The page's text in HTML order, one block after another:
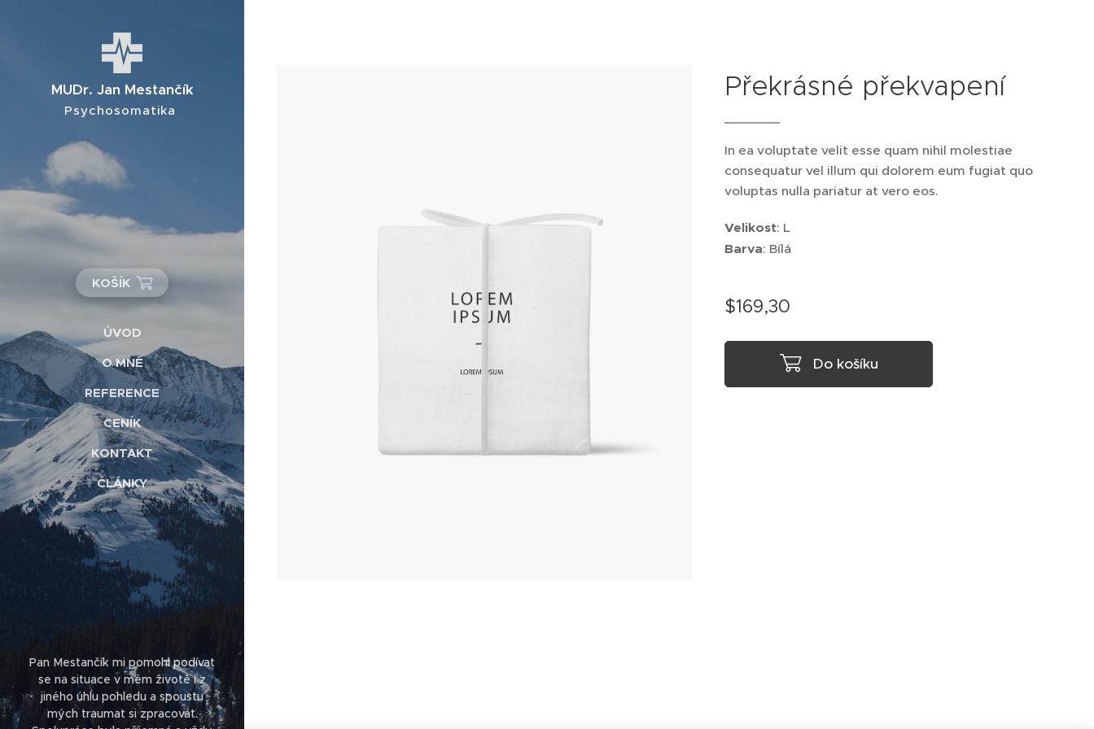
MUDr. Jan Mestančík
Psychosomatika
KOŠÍK
ÚVOD
O MNĚ
REFERENCE
CENÍK
KONTAKT
ČLÁNKY
Překrásné překvapení
In ea voluptate velit esse quam nihil molestiae
consequatur vel illum qui dolorem eum fugiat quo
voluptas nulla pariatur at vero eos.
Velikost: L
Barva: Bílá
$169,30
Do košíku
Pan Mestančík mi pomohl podívat
se na situace v mém životě i z
jiného úhlu pohledu a spoustu
mých traumat si zpracovat.